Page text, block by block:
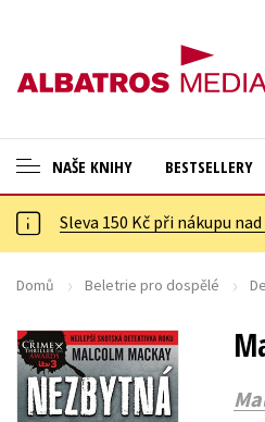
NAŠE KNIHY
ANGLICKÉ KNIHY -20 %
VÝPRODEJ -70 %
ASTERIX S DÁRKEM
🎁DÁRKOVÉ PUBLIKACE
BESTSELLERY
Sleva 150 Kč při nákupu
Domů Beletrie pro dospělé